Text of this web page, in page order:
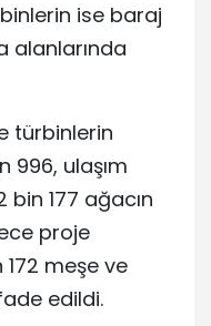
ise baraj
alanlarında
türbinlerin
996, ulaşım
bin 177 ağacın
proje
meşe ve
edildi.